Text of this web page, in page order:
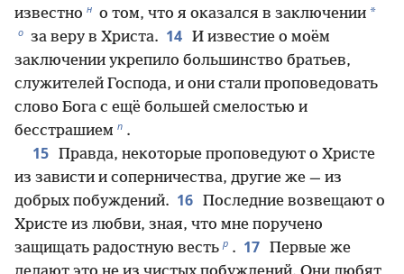
известно н о том, что я оказался в заключении *
о за веру в Христа. 14 И известие о моём
заключении укрепило большинство братьев,
служителей Господа, и они стали проповедовать
слово Бога с ещё большей смелостью и
бесстрашием п .
15 Правда, некоторые проповедуют о Христе
из зависти и соперничества, другие же — из
добрых побуждений. 16 Последние возвещают о
Христе из любви, зная, что мне поручено
защищать радостную весть р . 17 Первые же